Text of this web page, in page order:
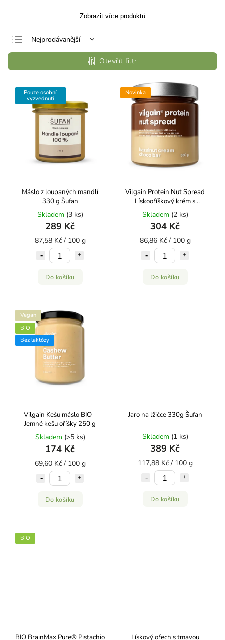
Zobrazit více produktů
Nejprodávanější
Nejlevnější
Nejdražší
Abecedně
Otevřít filtr
Pouze osobní
vyzvednutí
Máslo z loupaných mandlí
330 g Šufan
Skladem (3 ks)
289 Kč
87,58 Kč / 100 g
Do košíku
Novinka
Vilgain Protein Nut Spread
Lískooříškový krém s
čokoládou 350 g
Skladem (2 ks)
304 Kč
86,86 Kč / 100 g
Do košíku
Vegan
BIO
Bez laktózy
Vilgain Kešu máslo BIO -
Jemné kešu oříšky 250 g
Skladem (>5 ks)
174 Kč
69,60 Kč / 100 g
Do košíku
Jaro na lžičce 330g Šufan
Skladem (1 ks)
389 Kč
117,88 Kč / 100 g
Do košíku
BIO
BIO BrainMax Pure® Pistachio
Lískový ořech s tmavou